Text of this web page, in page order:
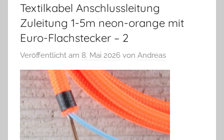
Textilkabel Anschlussleitung
Zuleitung 1-5m neon-orange mit
Euro-Flachstecker – 2
Veröffentlicht am 8. Mai 2026 von Andreas